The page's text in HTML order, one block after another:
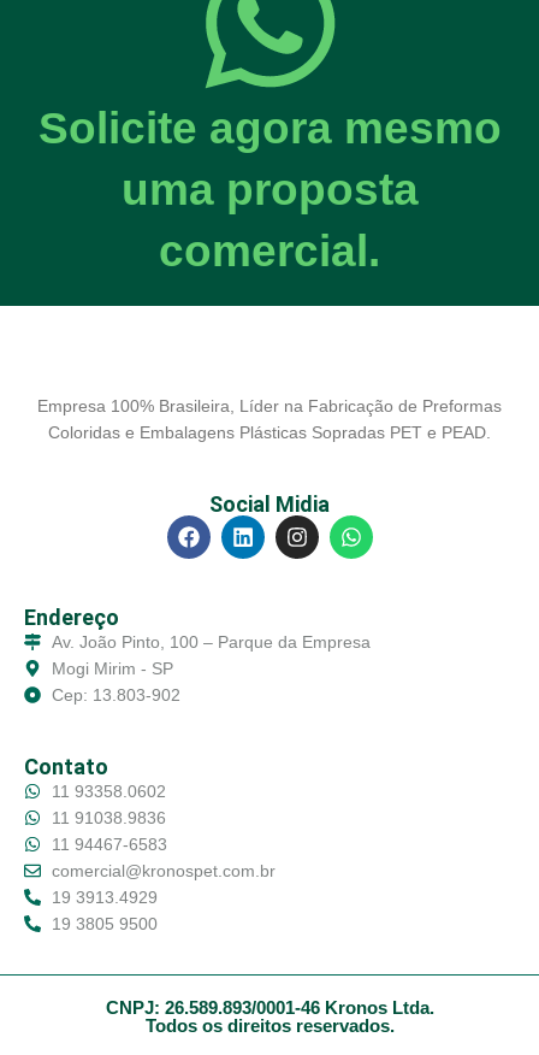
Solicite agora mesmo
uma proposta
comercial.
Empresa 100% Brasileira, Líder na Fabricação de Preformas
Coloridas e Embalagens Plásticas Sopradas PET e PEAD.
Social Midia
Endereço
Av. João Pinto, 100 – Parque da Empresa
Mogi Mirim - SP
Cep: 13.803-902
Contato
11 93358.0602
11 91038.9836
11 94467-6583
comercial@kronospet.com.br
19 3913.4929
19 3805 9500
CNPJ: 26.589.893/0001-46 Kronos Ltda.
Todos os direitos reservados.